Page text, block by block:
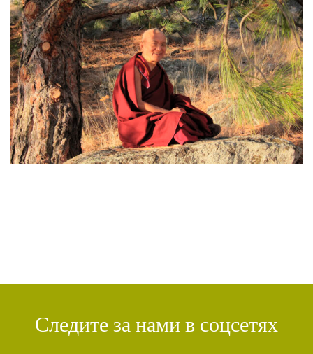
ЯНГСИ РИНПОЧЕ(2) ТИБЕТ(2) ЛАМА ЧОПА(2)
КОПАН(2) СУТРА ЗОЛОТИСТОГО СВЕТА(2)
ЧАКРАСАМВАРА(2) ПРИРОДА БУДДЫ(2)
КОНФЛИКТ(2) ДНИ БУДДЫ(2) НРАВСТВЕННОСТЬ(2)
УТРЕННИЕ ПРАКТИКИ(2) АМИТАЮС(2)
РАССТАВАНИЕ С ЧЕТЫРЬМЯ ПРИВЯЗАННОСТЯМИ(2)
СЕНГХЕ ДРА(2) ВЗАИМОЗАВИСИМОСТЬ(2)
СТИХИЙНЫЕ БЕДСТВИЯ
Следите за нами в соцсетях